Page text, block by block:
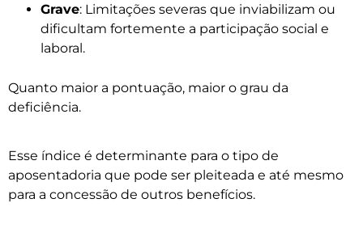
Grave: Limitações severas que inviabilizam ou
dificultam fortemente a participação social e
laboral.
Quanto maior a pontuação, maior o grau da
deficiência.
Esse índice é determinante para o tipo de
aposentadoria que pode ser pleiteada e até mesmo
para a concessão de outros benefícios.